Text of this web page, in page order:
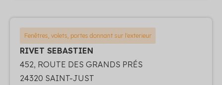
Fenêtres, volets, portes donnant sur l'exterieur
RIVET SEBASTIEN
452, ROUTE DES GRANDS PRÉS
24320 SAINT-JUST